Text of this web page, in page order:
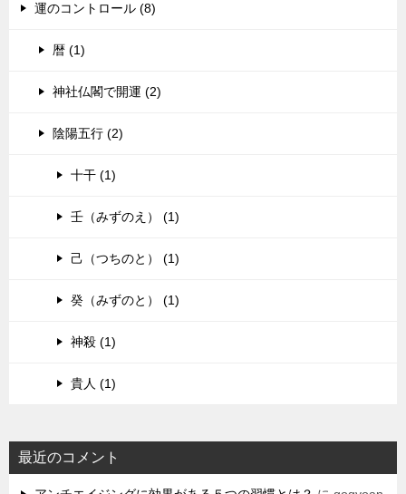
運のコントロール (8)
暦 (1)
神社仏閣で開運 (2)
陰陽五行 (2)
十干 (1)
壬（みずのえ） (1)
己（つちのと） (1)
癸（みずのと） (1)
神殺 (1)
貴人 (1)
最近のコメント